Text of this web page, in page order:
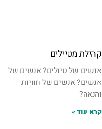
קהילת מטיילים
אנשים של טיולים? אנשים של
אנשים? אנשים של חוויות
והנאה?
קרא עוד »